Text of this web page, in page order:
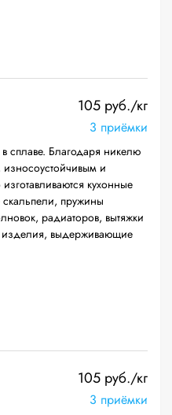
105 руб./кг
3 приёмки
сплаве. Благодаря никелю
износоустойчивым и
кухонные
пружины
радиаторов, вытяжки
выдерживающие
105 руб./кг
3 приёмки